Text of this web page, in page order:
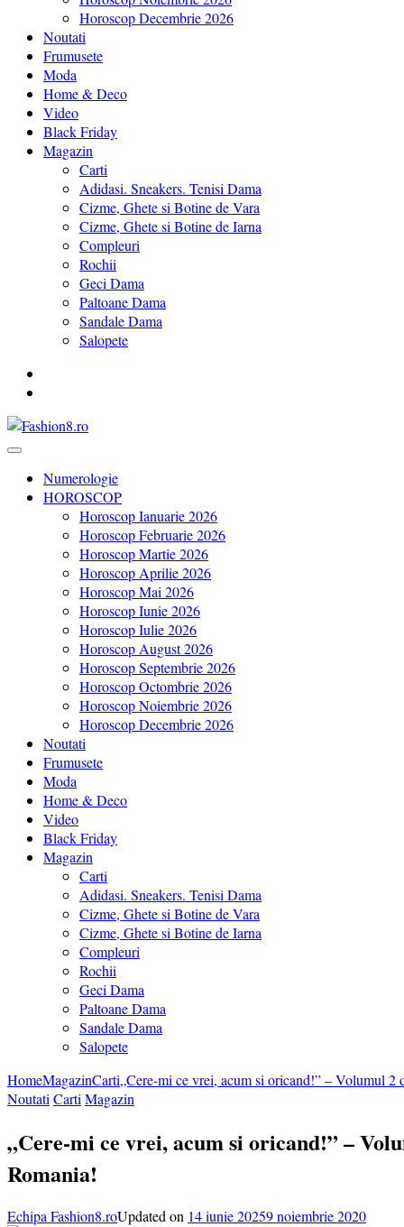
Horoscop Decembrie 2026
Noutati
Frumusete
Moda
Home & Deco
Video
Black Friday
Magazin
Carti
Adidasi. Sneakers. Tenisi Dama
Cizme, Ghete si Botine de Vara
Cizme, Ghete si Botine de Iarna
Compleuri
Rochii
Geci Dama
Paltoane Dama
Sandale Dama
Salopete
Fashion8.ro ❤️
Revista Fashion8.ro locul unde gasesti ce e nou: horoscop,
Numerologie
HOROSCOP
Horoscop Ianuarie 2026
Horoscop Februarie 2026
Horoscop Martie 2026
Horoscop Aprilie 2026
Horoscop Mai 2026
Horoscop Iunie 2026
Horoscop Iulie 2026
Horoscop August 2026
Horoscop Septembrie 2026
Horoscop Octombrie 2026
Horoscop Noiembrie 2026
Horoscop Decembrie 2026
Noutati
Frumusete
Moda
Home & Deco
Video
Black Friday
Magazin
Carti
Adidasi. Sneakers. Tenisi Dama
Cizme, Ghete si Botine de Vara
Cizme, Ghete si Botine de Iarna
Compleuri
Rochii
Geci Dama
Paltoane Dama
Sandale Dama
Salopete
HomeMagazinCarti„Cere-mi ce vrei, acum si oricand!” – Volumul 2
Noutati Carti Magazin
„Cere-mi ce vrei, acum si oricand!” –
Romania!
Echipa Fashion8.roUpdated on 14 iunie 20259 noiembrie 2020